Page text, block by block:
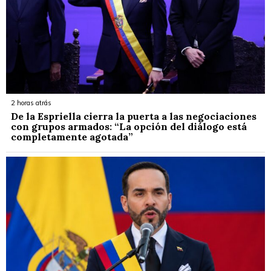
2 horas atrás
De la Espriella cierra la puerta a las negociaciones
con grupos armados: “La opción del diálogo está
completamente agotada”